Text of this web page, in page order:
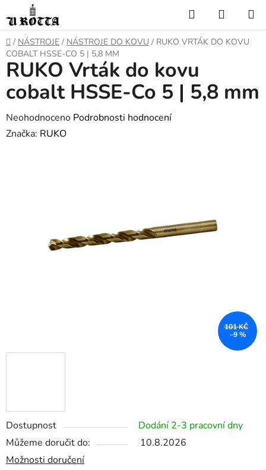
na
obsah
Hledat
KOŠÍK
DOMŮ
/ NÁSTROJE / NÁSTROJE DO KOVU / RUKO VRTÁK DO KOVU
COBALT HSSE-CO 5 | 5,8 MM
Dostupnost
Dodání 2-3 pracovní dny
Můžeme doručit do:
10.8.2026
Možnosti doručení
RUKO Vrták do kovu
cobalt HSSE-Co 5 | 5,8 mm
Průměrné
hodnocení
Neohodnoceno Podrobnosti hodnocení
Značka: RUKO
101 KČ
–9 %